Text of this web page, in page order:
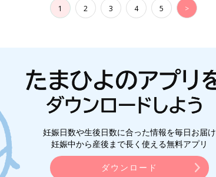
1 2 3 4 5 >
妊娠日数や生後日数に合った情報を毎日お届け
妊娠中から産後まで長く使える無料アプリ
ダウンロード